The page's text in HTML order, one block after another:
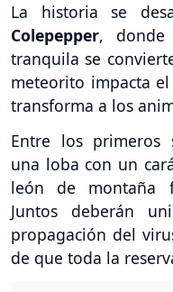
La historia se
Colepepper, donde
tranquila se
meteorito impacta
transforma a los
Entre los primeros
una loba con un
león de montaña
Juntos deberán
propagación del
de que toda la